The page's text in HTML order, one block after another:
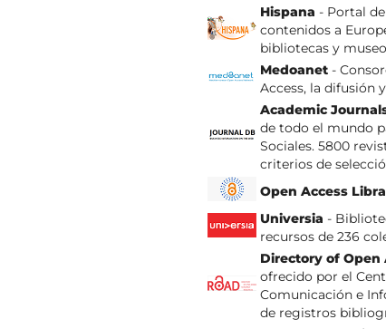
Hispana - Portal
contenidos a
bibliotecas y
Medoanet -
Access, la difusión
Academic
de todo el mundo
Sociales. 5800
criterios de
Open Access
Universia -
recursos de 236
Directory of Open
ofrecido por el
Comunicación e
de registros